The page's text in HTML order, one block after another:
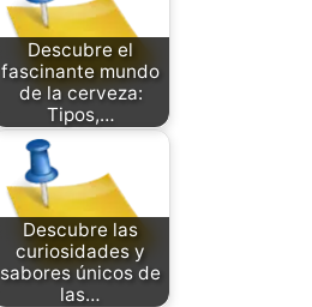
Descubre el
fascinante mundo
de la cerveza:
Tipos,…
Descubre las
curiosidades y
sabores únicos de
las…